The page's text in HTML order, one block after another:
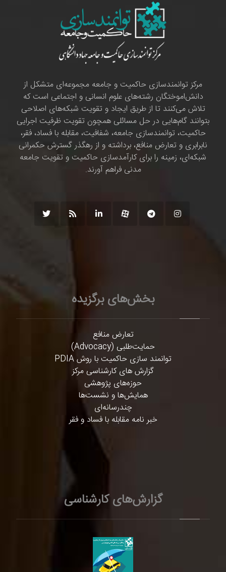
مرکز توانمندسازی حاکمیت و جامعه مجموعه‌ای متشکل از
دانش‌اموختگان رشته‌های علوم انسانی و اجتماعی است که
تلاش می‌کنند تا از طریق ایجاد و تقویت شبکه‌های اصلاحی
بتوانند گام‌هایی در حل مسائلی همچون تقویت ظرفیت اجرایی
حاکمیت، توانمندسازی جامعه، شفافیت، مقابله با فساد، فقر،
نابرابری و تعارض منافع، برداشته و از رهگذر گسترش حکمرانی
شبکه‌ای، زمینه را برای کارآمدسازی حاکمیت و تقویت جامعه
مدنی فراهم آورند.
بخش‌های برگزیده
تعارض منافع
حمایت‌طلبی (Advocacy)
توانمند سازی حاکمیت با روش PDIA
گزارش های کارشناسی مرکز
حوزه‌های پژوهشی
همایش‌ها و نشست‌ها
چندرسانه‌ای
خبر نامه مقابله با فساد و فقر
گزارش‌های کارشناسی